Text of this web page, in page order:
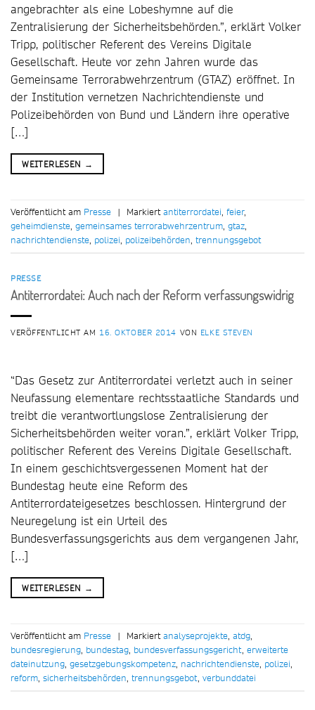
angebrachter als eine Lobeshymne auf die
Zentralisierung der Sicherheitsbehörden.”, erklärt Volker
Tripp, politischer Referent des Vereins Digitale
Gesellschaft. Heute vor zehn Jahren wurde das
Gemeinsame Terrorabwehrzentrum (GTAZ) eröffnet. In
der Institution vernetzen Nachrichtendienste und
Polizeibehörden von Bund und Ländern ihre operative
[…]
WEITERLESEN →
Veröffentlicht am Presse | Markiertantiterrordatei, feier,
geheimdienste, gemeinsames terrorabwehrzentrum, gtaz,
nachrichtendienste, polizei, polizeibehörden, trennungsgebot
PRESSE
Antiterrordatei: Auch nach der Reform verfassungswidrig
VERÖFFENTLICHT AM 16. OKTOBER 2014 VON ELKE STEVEN
“Das Gesetz zur Antiterrordatei verletzt auch in seiner
Neufassung elementare rechtsstaatliche Standards und
treibt die verantwortlungslose Zentralisierung der
Sicherheitsbehörden weiter voran.”, erklärt Volker Tripp,
politischer Referent des Vereins Digitale Gesellschaft.
In einem geschichtsvergessenen Moment hat der
Bundestag heute eine Reform des
Antiterrordateigesetzes beschlossen. Hintergrund der
Neuregelung ist ein Urteil des
Bundesverfassungsgerichts aus dem vergangenen Jahr,
[…]
WEITERLESEN →
Veröffentlicht am Presse | Markiertanalyseprojekte, atdg,
bundesregierung, bundestag, bundesverfassungsgericht, erweiterte
dateinutzung, gesetzgebungskompetenz, nachrichtendienste, polizei,
reform, sicherheitsbehörden, trennungsgebot, verbunddatei